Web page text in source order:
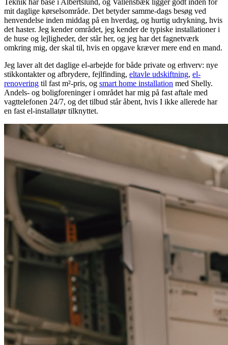
Teknik har base i Albertslund, og Vallensbæk ligger godt inden for
mit daglige kørselsområde. Det betyder samme-dags besøg ved
henvendelse inden middag på en hverdag, og hurtig udrykning, hvis
det haster. Jeg kender området, jeg kender de typiske installationer i
de huse og lejligheder, der står her, og jeg har det fagnetværk
omkring mig, der skal til, hvis en opgave kræver mere end en mand.
Jeg laver alt det daglige el-arbejde for både private og erhverv: nye
stikkontakter og afbrydere, fejlfinding, eltavle udskiftning, el-
renovering til fast m²-pris, og smart home installation med Shelly.
Andels- og boligforeninger i området har mig på fast aftale med
vagttelefonen 24/7, og det tilbud står åbent, hvis I ikke allerede har
en fast el-installatør tilknyttet.